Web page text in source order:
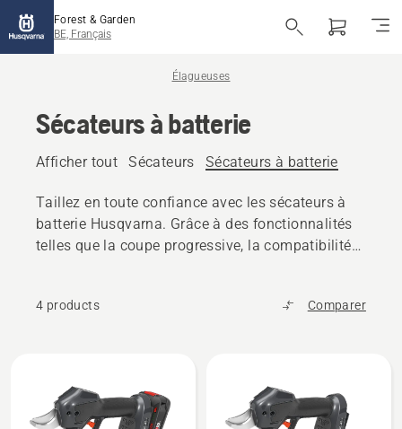
Forest & Garden
BE, Français
Élagueuses
Sécateurs à batterie
Afficher tout Sécateurs Sécateurs à batterie
Taillez en toute confiance avec les sécateurs à
batterie Husqvarna. Grâce à des fonctionnalités
telles que la coupe progressive, la compatibilité
avec un minimum d'efforts. Ils sont parfaits pour
4 products Comparer
produits